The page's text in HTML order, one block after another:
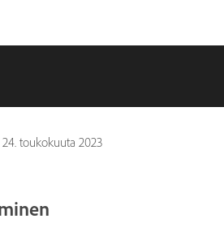
24. toukokuuta 2023